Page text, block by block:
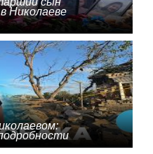
Николаеве